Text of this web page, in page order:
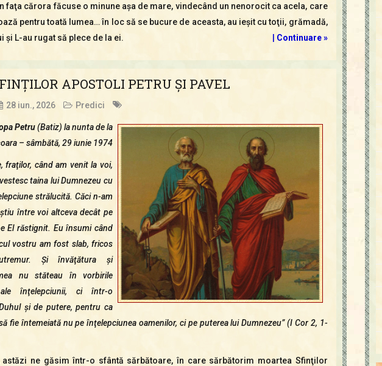
faţa cărora făcuse o minune aşa de mare, vindecând un nenorocit ca acela, care
pentru toată lumea… în loc să se bucure de aceasta, au ieşit cu toţii, grămadă,
şi L-au rugat să plece de la ei.
| Continuare »
APOSTOLI PETRU ŞI PAVEL
28 iun., 2026 Predici
Petru(Batiz) la nunta de la
– sâmbătă, 29 iunie 1974
fraţilor, când am venit la voi,
taina lui Dumnezeu cu
strălucită. Căci n-am
între voi altceva decât pe
El răstignit. Eu însumi când
vostru am fost slab, fricos
Şi învăţătura şi
nu stăteau în vorbirile
ale înţelepciunii, ci într-o
şi de putere, pentru ca
fie întemeiată nu pe înţelepciunea oamenilor, ci pe puterea lui Dumnezeu” (I Cor 2, 1-
ne găsim într-o sfântă sărbătoare, în care sărbătorim moartea Sfinţilor